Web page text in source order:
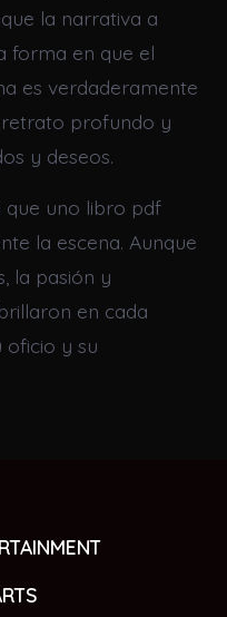
la narrativa a
forma en que el
es verdaderamente
profundo y
y deseos.
que uno libro pdf
la escena. Aunque
la pasión y
en cada
oficio y su